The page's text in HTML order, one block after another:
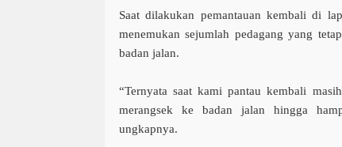
Saat dilakukan pemantauan kembali di
menemukan sejumlah pedagang yang
badan jalan.
“Ternyata saat kami pantau kembali
merangsek ke badan jalan hingga
ungkapnya.